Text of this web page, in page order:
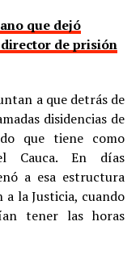
que dejó
de prisión
a que detrás de
disidencias de
que tiene como
Cauca. En días
a esa estructura
a la Justicia, cuando
tener las horas